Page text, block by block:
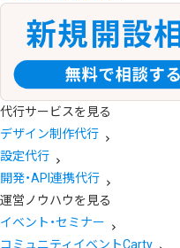
代行サービスを見る
デザイン制作代行
設定代行
開発・API連携代行
運営ノウハウを見る
イベント・セミナー
コミュニティイベントCarty